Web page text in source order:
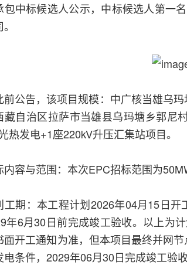
包中标候选人公示，中标候选人第一
前公告，该项目规模：中广核当雄乌
藏自治区拉萨市当雄县乌玛塘乡郭尼
热发电+1座220kV升压汇集站项目。
内容与范围：本次EPC招标范围为
工期：本工程计划2026年04月15日开
年6月30日前完成竣工验收。以上为
面开工通知为准，但本项目最终并网
电条件，2029年06月30日完成竣工验